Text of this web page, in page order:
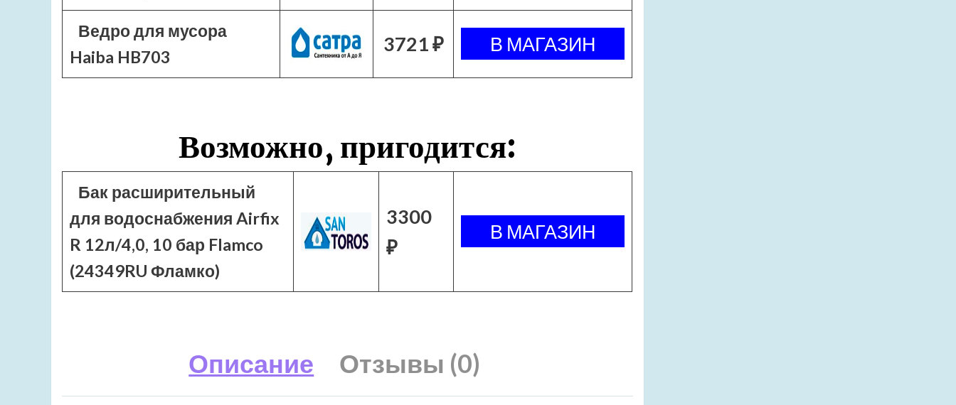
Ведро для мусора
Haiba HB703
3721 ₽
Возможно, пригодится:
Бак расширительный
для водоснабжения Airfix
R 12л/4,0, 10 бар Flamco
(24349RU Фламко)
3300
₽
Описание Отзывы (0)